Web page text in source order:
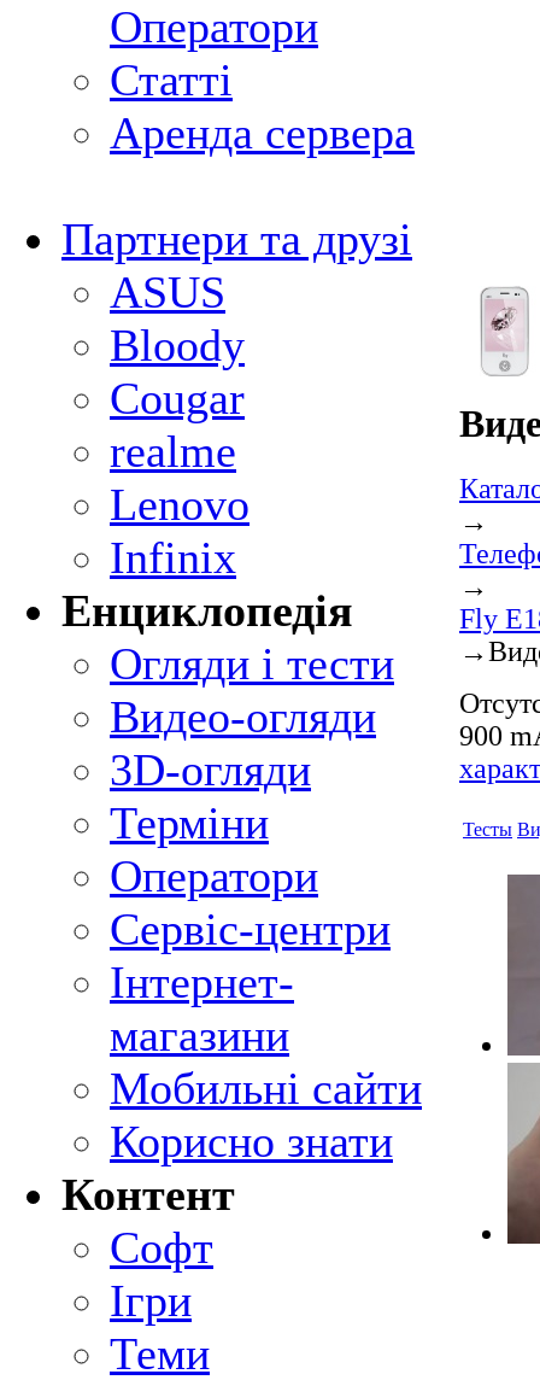
Оператори
Статті
Аренда сервера
Партнери та друзі
ASUS
Bloody
Cougar
realme
Lenovo
Infinix
Енциклопедія
Огляди і тести
Видео-огляди
3D-огляди
Терміни
Оператори
Сервіс-центри
Інтернет-
магазини
Мобильні сайти
Корисно знати
Контент
Софт
Ігри
Теми
→
→
Fly
→
900
Тесты